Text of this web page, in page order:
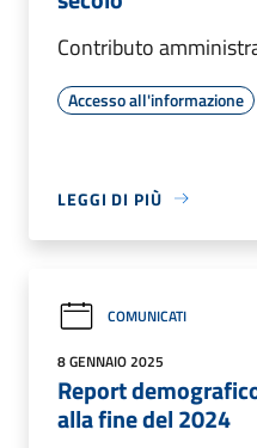
Contributo
Accesso all'informazione
LEGGI DI PIÙ
COMUNICATI
8 GENNAIO 2025
Report
alla fine del 2024